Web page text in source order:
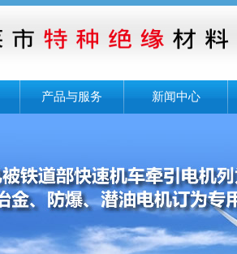
产品与服务 新闻中心